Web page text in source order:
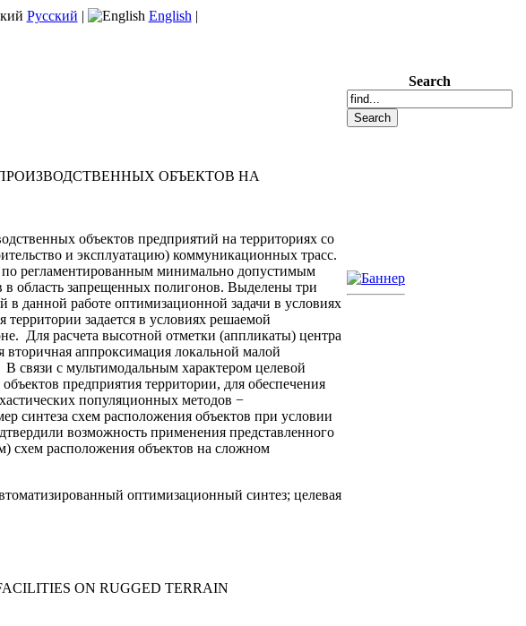
Русский | English |
ОБЪЕКТОВ НА
объектов предприятий на территориях со
и эксплуатацию) коммуникационных трасс.
по регламентированным минимально допустимым
область запрещенных полигонов. Выделены три
в данной работе оптимизационной задачи в условиях
задается в условиях решаемой
Для расчета высотной отметки (аппликаты) центра
вторичная аппроксимация локальной малой
связи с мультимодальным характером целевой
предприятия территории, для обеспечения
популяционных методов −
схем расположения объектов при условии
возможность применения представленного
схем расположения объектов на сложном
оптимизационный синтез; целевая
ON RUGGED TERRAIN
Search